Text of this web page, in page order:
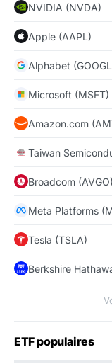
NVIDIA (NVDA)
Apple (AAPL)
Alphabet
Microsoft (MSFT)
Amazon.com
Taiwan
Broadcom (AVGO)
Meta Platforms
Tesla (TSLA)
Berkshire
ETF populaires